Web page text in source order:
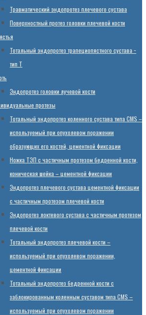
Травматический эндопротез плечевого сустава
Поверхностный протез головки плечевой кости
Тотальный эндопротез трапециопястного сустава −
тип T
Эндопротез головки лучевой кости
протезы
Тотальный эндопротез коленного сустава типа CMS –
используемый при опухолевом поражении
образующих его костей, цементной фиксации
Ножка ТЭП с частичным протезом бедренной кости,
коническая шейка – цементной фиксации
Эндопротез плечевого сустава цементной фиксации
с частичным протезом плечевой кости
Эндопротез локтевого сустава с частичным протезом
плечевой кости
Тотальный эндопротез плечевой кости –
используемый при опухолевом поражении,
цементной фиксации
Тотальный эндопротез бедренной кости с
заблокированным коленным суставом типа CMS –
используемый при опухолевом поражении